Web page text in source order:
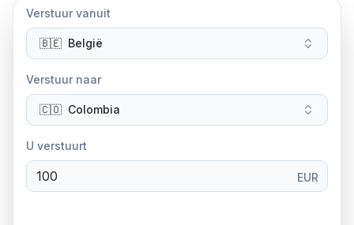
Verstuur vanuit
🇧🇪 België
Verstuur naar
🇨🇴 Colombia
U verstuurt
EUR